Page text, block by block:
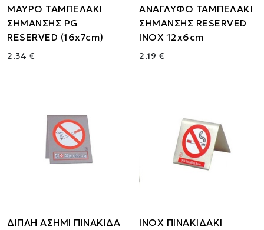
ΜΑΥΡΟ ΤΑΜΠΕΛΑΚΙ
ΣΗΜΑΝΣΗΣ PG
RESERVED (16x7cm)
2.34 €
ΑΝΑΓΛΥΦΟ ΤΑΜΠΕΛΑΚΙ
ΣΗΜΑΝΣΗΣ RESERVED
INOX 12x6cm
2.19 €
ΔΙΠΛΗ ΑΣΗΜΙ ΠΙΝΑΚΙΔΑ
INOX ΠΙΝΑΚΙΔΑΚΙ